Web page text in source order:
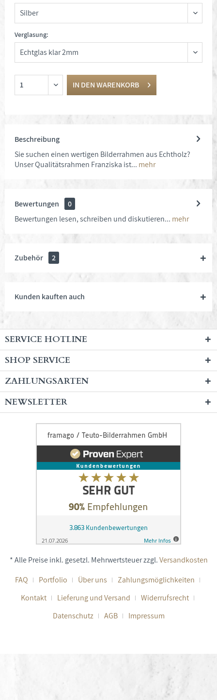
Verglasung:
IN DENWARENKORB
Beschreibung
Sie suchen einen wertigen Bilderrahmen aus Echtholz?
Unser Qualitätsrahmen Franziska ist... mehr
Bewertungen
0
Bewertungen lesen, schreiben und diskutieren... mehr
Zubehör 2
Kunden kauften auch
SERVICE HOTLINE
SHOP SERVICE
ZAHLUNGSARTEN
NEWSLETTER
* Alle Preise inkl. gesetzl. Mehrwertsteuer zzgl.Versandkosten
FAQ
Portfolio Über uns
Zahlungsmöglichkeiten
Kontakt
Lieferung und Versand
Widerrufsrecht
Datenschutz
AGB Impressum